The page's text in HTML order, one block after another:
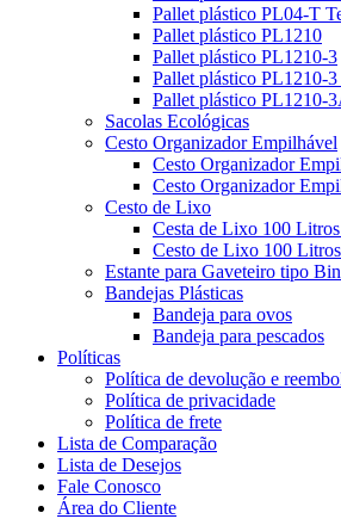
Pallet plástico PL04-T
Pallet plástico PL1210
Pallet plástico PL1210-3
Pallet plástico PL1210-
Pallet plástico PL1210-
Sacolas Ecológicas
Cesto Organizador Empilhável
Cesto Organizador
Cesto Organizador
Cesto de Lixo
Cesta de Lixo 100
Cesto de Lixo 100
Estante para Gaveteiro tipo
Bandejas Plásticas
Bandeja para ovos
Bandeja para pescados
Políticas
Política de devolução e
Política de privacidade
Política de frete
Lista de Comparação
Lista de Desejos
Fale Conosco
Área do Cliente